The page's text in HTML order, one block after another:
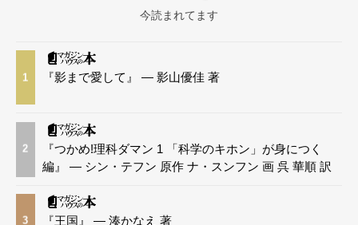
今読まれてます
1 『影まで愛して』 — 影山優佳 著
2
『つかめ!理科ダマン 1 「科学のキホン」が身につく
編』 — シン・テフン 原作 ナ・スンフン 画 呉 華順 訳
3 『王国』 — 湊かなえ 著